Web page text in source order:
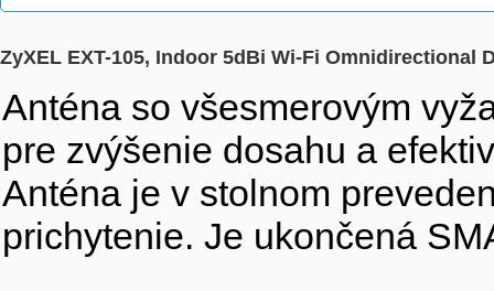
ZyXEL EXT-105, Indoor 5dBi Wi-Fi Omnidirectional
Anténa so všesmerovým
pre zvýšenie dosahu a
Anténa je v stolnom
prichytenie. Je ukončená